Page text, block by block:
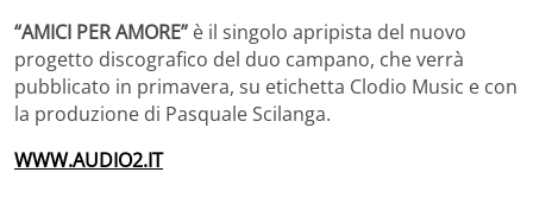
“AMICI PER AMORE” è il singolo apripista del nuovo
progetto discografico del duo campano, che verrà
pubblicato in primavera, su etichetta Clodio Music e con
la produzione di Pasquale Scilanga.
WWW.AUDIO2.IT